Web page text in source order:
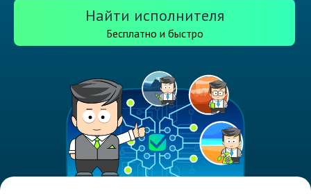
Найти исполнителя
Бесплатно и быстро